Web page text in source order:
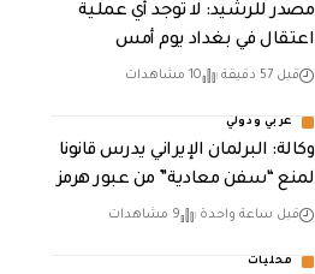
مصدر للرشيد: لا توجد أي عملية
اعتقال في بغداد يوم أمس
قبل 57 دقيقة 10 مشاهدات
عربي ودولي
وكالة: البرلمان الإيراني يدرس قانونا
لمنع “سفن معادية” من عبور هرمز
قبل ساعة واحدة 9 مشاهدات
محليات